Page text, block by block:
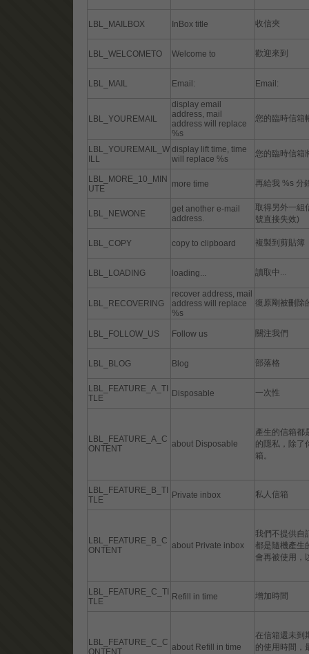
LBL_MAILBOX InBox title 收信夾
LBL_WELCOMETO Welcome to 歡迎來到
LBL_MAIL Email: Email:
LBL_YOUREMAIL
display email
address, mail
address will replace
%s
您的臨時信箱
LBL_YOUREMAIL_W
ILL
display lift time, time
will replace %s
您的臨時信箱
LBL_MORE_10_MIN
UTE
more time 再給我 %s 分
LBL_NEWONE
get another e-mail
address.
取得另外一組
號直接失效)
LBL_COPY copy to clipboard 複製到剪貼簿
LBL_LOADING loading... 讀取中...
LBL_RECOVERING
recover address, mail
address will replace
%s
復原剛被刪除
LBL_FOLLOW_US Follow us 關注我們
LBL_BLOG Blog 部落格
LBL_FEATURE_A_TI
TLE
Disposable 一次性
LBL_FEATURE_A_C
ONTENT
about Disposable
產生的信箱都
的隱私，除了
箱。
LBL_FEATURE_B_TI
TLE
Private inbox 私人信箱
LBL_FEATURE_B_C
ONTENT
about Private inbox
我們不提供自
都是隨機產生
會再被使用，
LBL_FEATURE_C_TI
TLE
Refill in time 增加時間
LBL_FEATURE_C_C
ONTENT
about Refill in time
在信箱還未到
的使用時間，